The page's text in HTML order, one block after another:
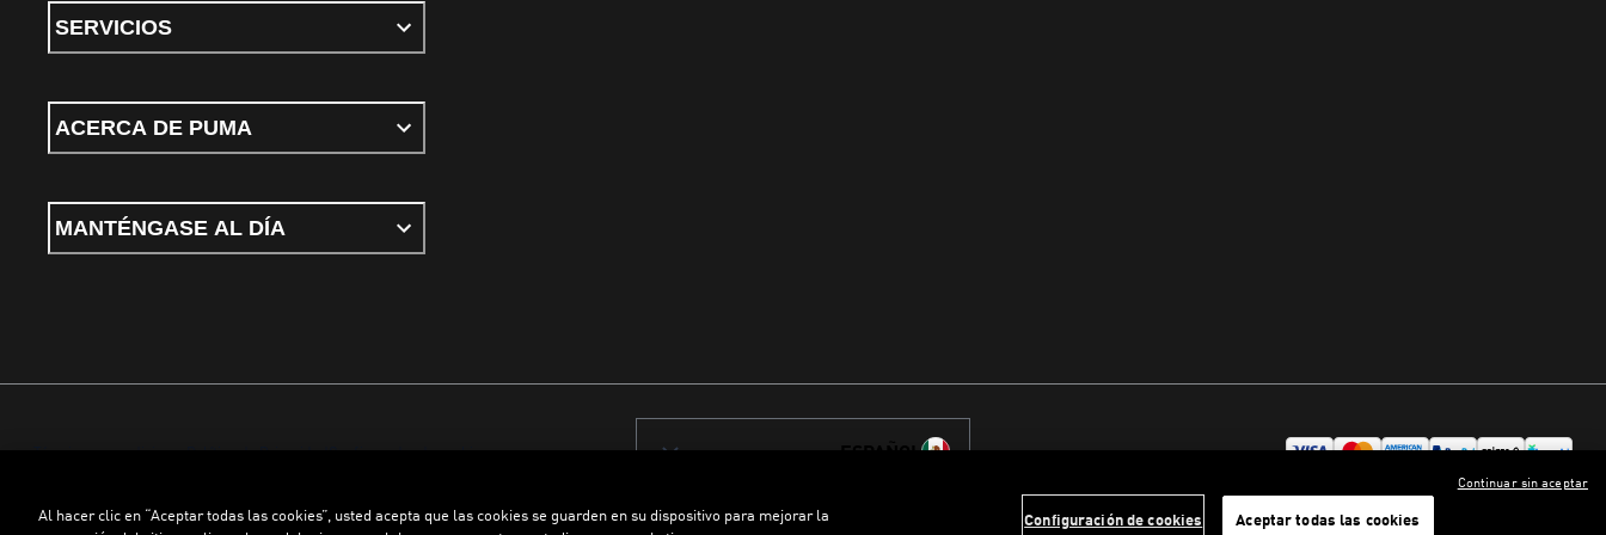
SERVICIOS
ACERCA DE PUMA
MANTÉNGASE AL DÍA
Términos y condiciones Política de PrivacidadConfigurador de cookies
©PUMA, 2026. Todos los derechos reservados
Al hacer clic en “Aceptar todas las cookies”, usted acepta que las cookies se guarden en su dispositivo para mejorar la
Configuración de cookies Aceptar todas las cookies
Continuar sin aceptar